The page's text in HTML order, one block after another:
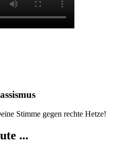
Stimme gegen rechte Hetze!
...